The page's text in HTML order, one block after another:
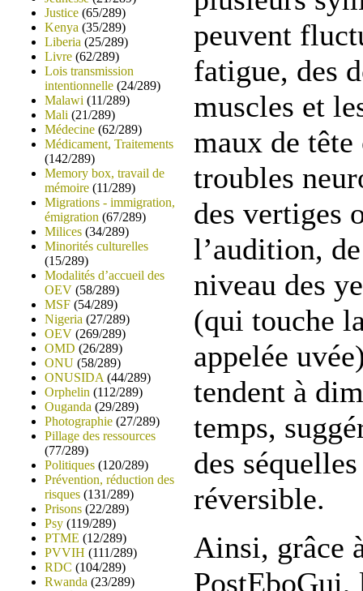
Justice (65/289)
Kenya (35/289)
Liberia (25/289)
Livre (62/289)
Lois transmission
intentionnelle (24/289)
Malawi (11/289)
Mali (21/289)
Médecine (62/289)
Médicament, Traitements
(142/289)
Memory box, travail de
mémoire (11/289)
Migrations - immigration,
émigration (67/289)
Milices (34/289)
Minorités culturelles
(15/289)
Modalités d’accueil des
OEV (58/289)
MSF (54/289)
Nigeria (27/289)
OEV (269/289)
OMD (26/289)
ONU (58/289)
ONUSIDA (44/289)
Orphelin (112/289)
Ouganda (29/289)
Photographie (27/289)
Pillage des ressources
(77/289)
Politiques (120/289)
Prévention, réduction des
risques (131/289)
Prisons (22/289)
Psy (119/289)
PTME (12/289)
PVVIH (111/289)
RDC (104/289)
Rwanda (23/289)
peuvent
fatigue, des
muscles et
maux de tête
troubles
des vertiges
l’audition,
niveau des
(qui touche
appelée
tendent à
temps,
des
réversible.
Ainsi, grâce
PostEboGui,